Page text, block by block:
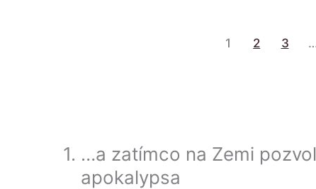
1 2 3
1. …a zatímco na Zemi
apokalypsa